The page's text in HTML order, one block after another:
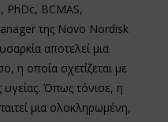
PhDc, BCMAS,
της Novo Nordisk
αποτελεί μια
η οποία σχετίζεται με
Όπως τόνισε, η
μια ολοκληρωμένη,